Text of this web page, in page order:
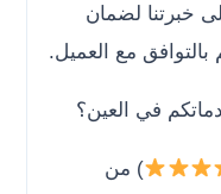
خبرتنا لضمان
بالتوافق مع العميل.
) من